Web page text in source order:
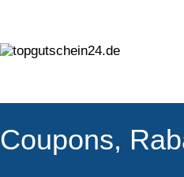
Coupons,